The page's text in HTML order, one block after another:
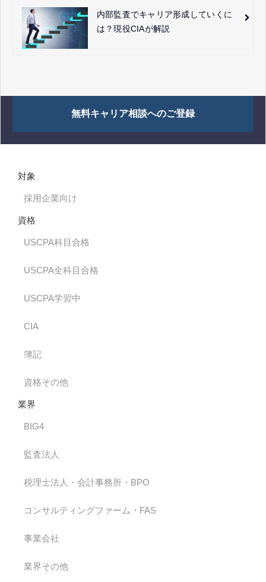
内部監査でキャリア形成していくに
は？現役CIAが解説
無料キャリア相談へのご登録
対象
採用企業向け
資格
USCPA科目合格
USCPA全科目合格
USCPA学習中
CIA
簿記
資格その他
業界
BIG4
監査法人
税理士法人・会計事務所・BPO
コンサルティングファーム・FAS
事業会社
業界その他